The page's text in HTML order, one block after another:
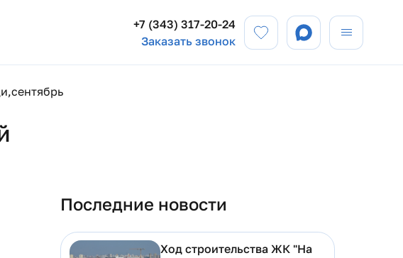
Заказать звонок
+7 (343) 317-20-24
Последние новости
Ход строительства ЖК "На